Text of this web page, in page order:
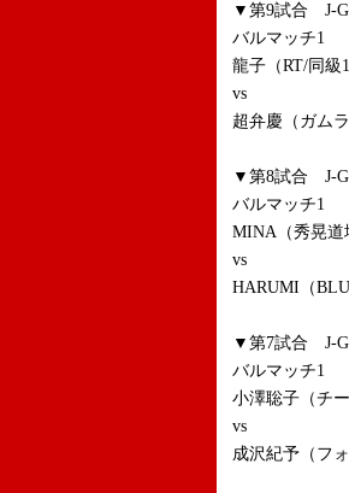
▼第9試合 J-
バルマッチ1
龍子（RT/同級1
vs
超弁慶（ガム
▼第8試合 J-
バルマッチ1
MINA（秀晃道
vs
HARUMI（
▼第7試合 J-
バルマッチ1
小澤聡子（チ
vs
成沢紀予（フ